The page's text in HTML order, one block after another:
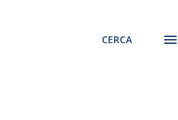
CERCA